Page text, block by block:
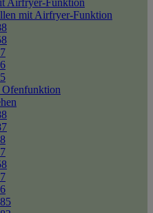
Airfryer-Funktion
mit Airfryer-Funktion